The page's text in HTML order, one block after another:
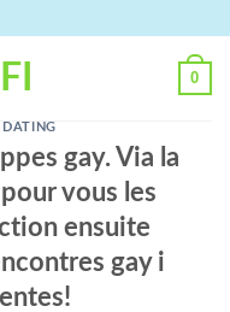
0
gay. Via la
vous les
ensuite
gay i